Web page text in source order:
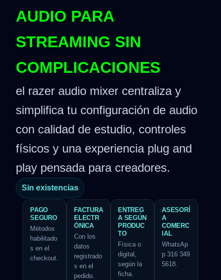
AUDIO PARA
STREAMING SIN
COMPLICACIONES
el razer audio mixer centraliza y
simplifica tu configuración de audio
con calidad de estudio, controles
físicos y una experiencia plug and
play pensada para creadores.
Sin existencias
PAGO
SEGURO
Métodos
habilitado
s en el
checkout.
FACTURA
ELECTR
ÓNICA
Con los
datos
registrado
s en el
pedido.
ENTREG
A SEGÚN
PRODUC
TO
Física o
digital,
según la
ficha.
ASESORÍ
A
COMERC
IAL
WhatsAp
p 316 349
5618.